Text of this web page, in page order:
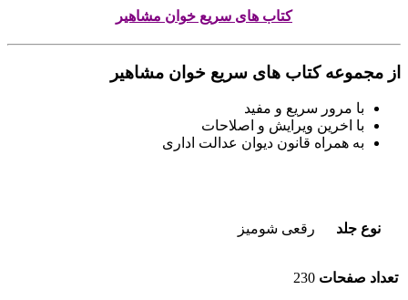
کتاب های سریع خوان مشاهیر
از مجموعه کتاب های سریع خوان مشاهیر
با مرور سریع و مفید
با اخرین ویرایش و اصلاحات
به همراه قانون دیوان عدالت اداری
نوع جلد رقعی شومیز
تعداد صفحات 230